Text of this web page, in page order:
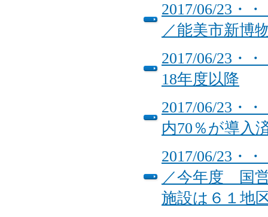
2017/06/23・
／能美市新博
2017/06/23・
18年度以降
2017/06/23・
内70％が導入
2017/06/23・
／今年度 国
施設は６１地